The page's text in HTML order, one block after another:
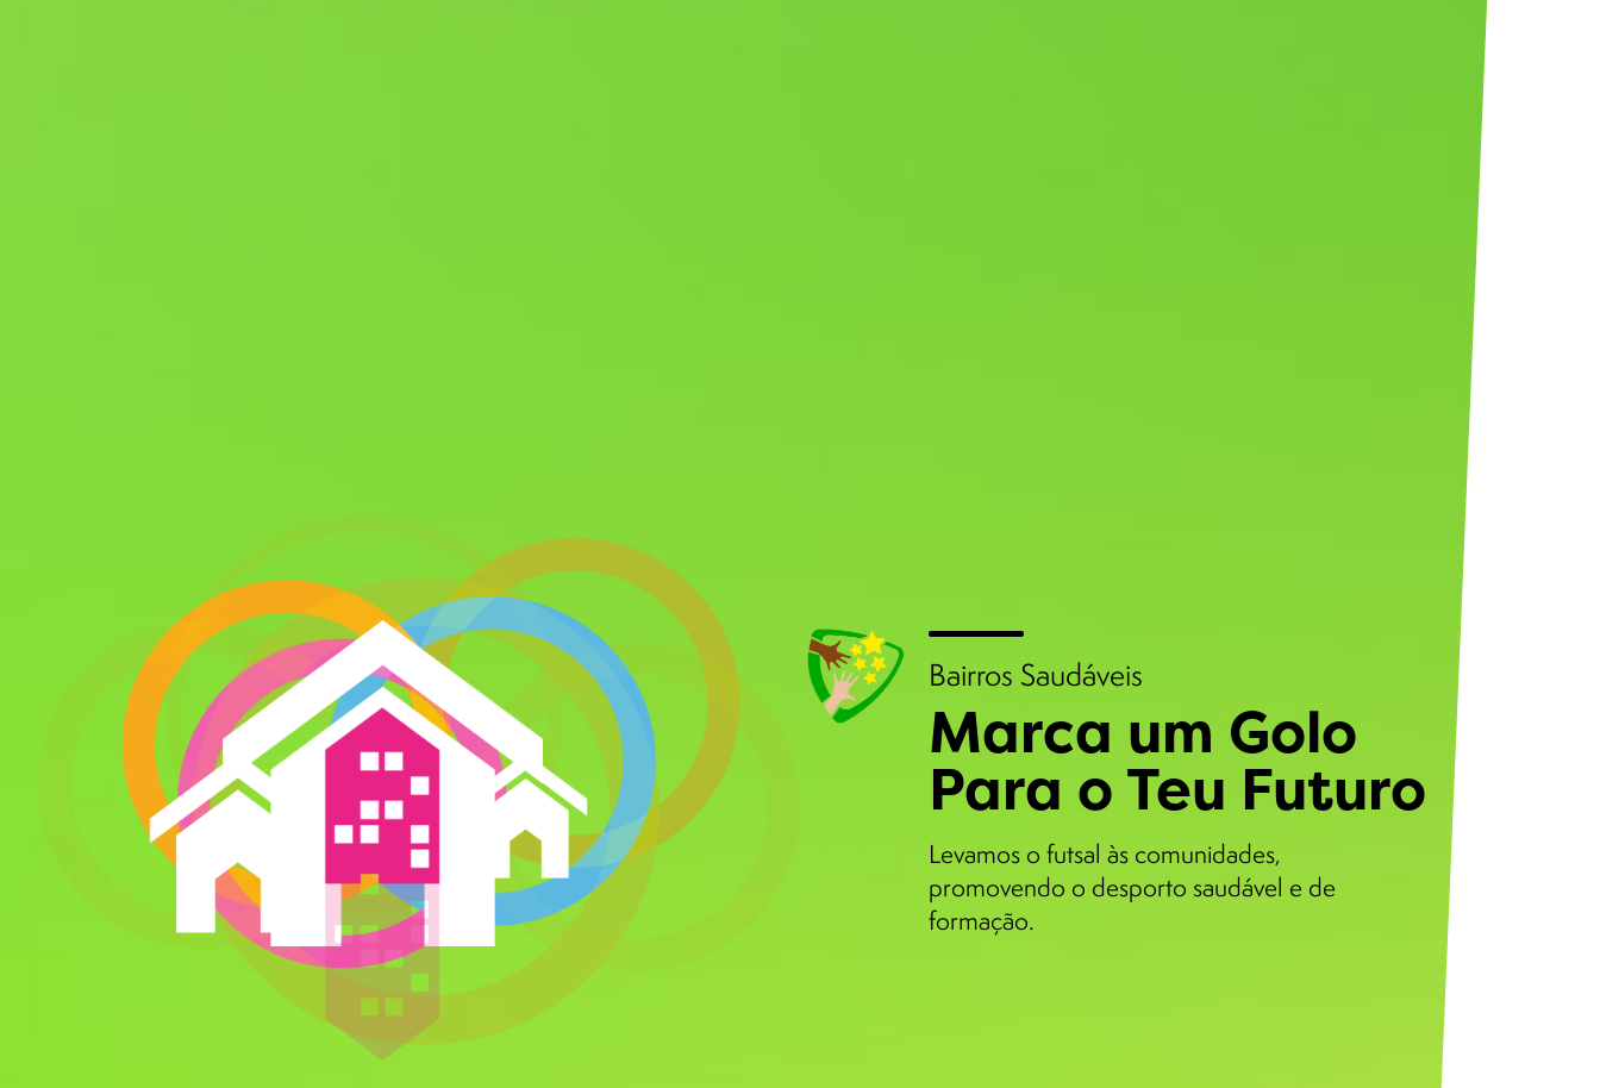
Bairros Saudáveis
Marca um Golo
Para o Teu Futuro
Levamos o futsal às comunidades,
promovendo o desporto saudável e de
formação.